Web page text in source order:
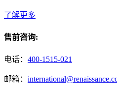
了解更多
售前咨询:
电话： 400-1515-021
邮箱：